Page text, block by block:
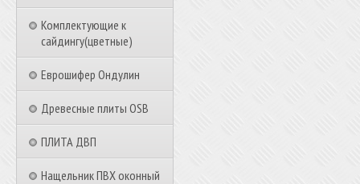
Комплектующие к
сайдингу(цветные)
Еврошифер Ондулин
Древесные плиты OSB
ПЛИТА ДВП
Нащельник ПВХ оконный